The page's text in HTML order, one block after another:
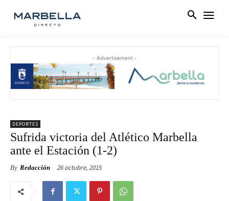
- Advertisement -
DEPORTES
Sufrida victoria del Atlético Marbella
ante el Estación (1-2)
By Redacción 26 octubre, 2015